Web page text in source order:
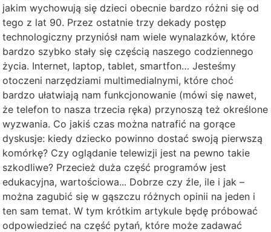
jakim wychowują się dzieci obecnie bardzo różni się od
tego z lat 90. Przez ostatnie trzy dekady postęp
technologiczny przyniósł nam wiele wynalazków, które
bardzo szybko stały się częścią naszego codziennego
życia. Internet, laptop, tablet, smartfon… Jesteśmy
otoczeni narzędziami multimedialnymi, które choć
bardzo ułatwiają nam funkcjonowanie (mówi się nawet,
że telefon to nasza trzecia ręka) przynoszą też określone
wyzwania. Co jakiś czas można natrafić na gorące
dyskusje: kiedy dziecko powinno dostać swoją pierwszą
komórkę? Czy oglądanie telewizji jest na pewno takie
szkodliwe? Przecież duża część programów jest
edukacyjna, wartościowa... Dobrze czy źle, ile i jak –
można zagubić się w gąszczu różnych opinii na jeden i
ten sam temat. W tym krótkim artykule będę próbować
odpowiedzieć na część pytań, które może zadawać